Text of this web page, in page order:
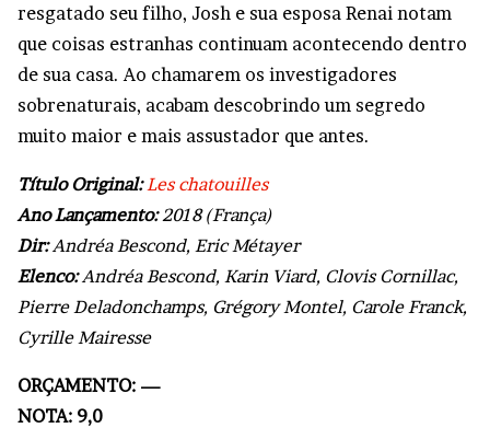
resgatado seu filho, Josh e sua esposa Renai notam
que coisas estranhas continuam acontecendo dentro
de sua casa. Ao chamarem os investigadores
sobrenaturais, acabam descobrindo um segredo
muito maior e mais assustador que antes.
Título Original: Les chatouilles
Ano Lançamento:2018 (França)
Dir:Andréa Bescond, Eric Métayer
Elenco:Andréa Bescond, Karin Viard, Clovis Cornillac,
Pierre Deladonchamps, Grégory Montel, Carole Franck,
Cyrille Mairesse
ORÇAMENTO: —
NOTA: 9,0